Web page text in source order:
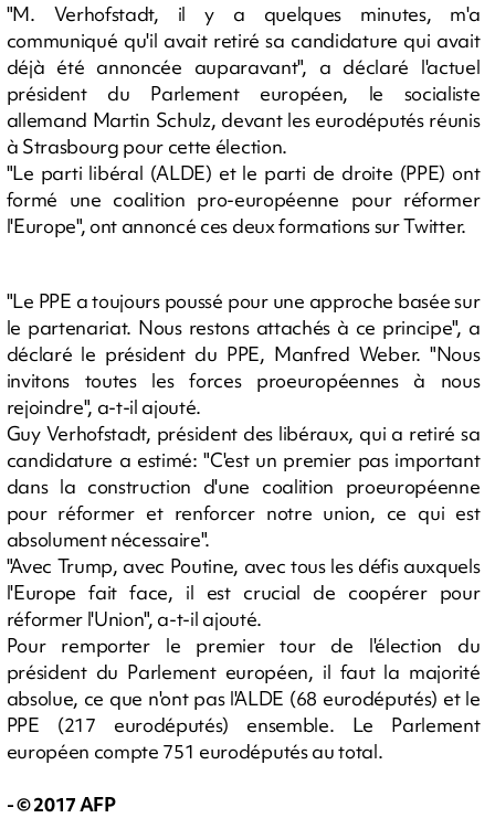
"M. Verhofstadt, il y a quelques minutes, m'a
communiqué qu'il avait retiré sa candidature qui avait
déjà été annoncée auparavant", a déclaré l'actuel
président du Parlement européen, le socialiste
allemand Martin Schulz, devant les eurodéputés réunis
à Strasbourg pour cette élection.
"Le parti libéral (ALDE) et le parti de droite (PPE) ont
formé une coalition pro-européenne pour réformer
l'Europe", ont annoncé ces deux formations sur Twitter.
"Le PPE a toujours poussé pour une approche basée sur
le partenariat. Nous restons attachés à ce principe", a
déclaré le président du PPE, Manfred Weber. "Nous
invitons toutes les forces proeuropéennes à nous
rejoindre", a-t-il ajouté.
Guy Verhofstadt, président des libéraux, qui a retiré sa
candidature a estimé: "C'est un premier pas important
dans la construction d'une coalition proeuropéenne
pour réformer et renforcer notre union, ce qui est
absolument nécessaire".
"Avec Trump, avec Poutine, avec tous les défis auxquels
l'Europe fait face, il est crucial de coopérer pour
réformer l'Union", a-t-il ajouté.
Pour remporter le premier tour de l'élection du
président du Parlement européen, il faut la majorité
absolue, ce que n'ont pas l'ALDE (68 eurodéputés) et le
PPE (217 eurodéputés) ensemble. Le Parlement
européen compte 751 eurodéputés au total.
- © 2017 AFP